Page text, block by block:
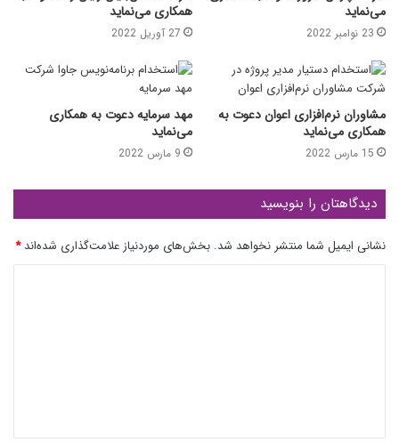
می‌نماید
23 نوامبر 2022
همکاری می‌نماید
27 آوریل 2022
مشاوران نرم‌افزاری اعوان دعوت به
همکاری می‌نماید
15 مارس 2022
مهد سرمایه دعوت به همکاری
می‌نماید
9 مارس 2022
دیدگاهتان را بنویسید
نشانی ایمیل شما منتشر نخواهد شد. بخش‌های موردنیاز علامت‌گذاری شده‌اند*